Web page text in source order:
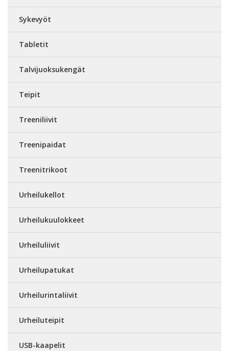
Sykevyöt
Tabletit
Talvijuoksukengät
Teipit
Treeniliivit
Treenipaidat
Treenitrikoot
Urheilukellot
Urheilukuulokkeet
Urheiluliivit
Urheilupatukat
Urheilurintaliivit
Urheiluteipit
USB-kaapelit